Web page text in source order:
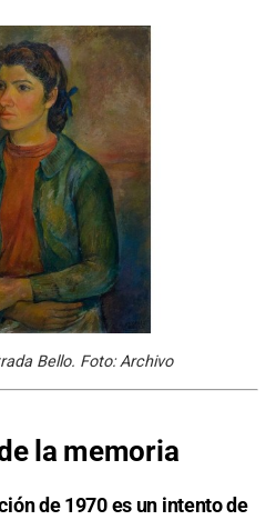
Bello. Foto: Archivo
la memoria
de 1970 es un intento de